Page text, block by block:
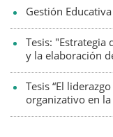
Gestión
Tesis:
y la elaboración
Tesis “El
organizativo en la